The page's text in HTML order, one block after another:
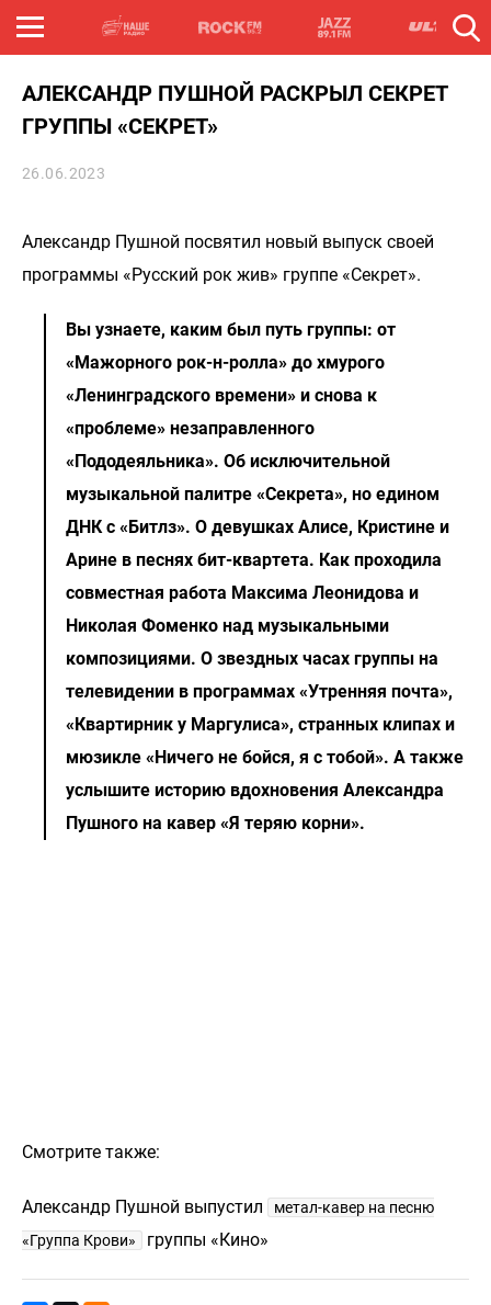
АЛЕКСАНДР ПУШНОЙ РАСКРЫЛ СЕКРЕТ
ГРУППЫ «СЕКРЕТ»
26.06.2023
Александр Пушной посвятил новый выпуск своей
программы «Русский рок жив» группе «Секрет».
Вы узнаете, каким был путь группы: от
«Мажорного рок-н-ролла» до хмурого
«Ленинградского времени» и снова к
«проблеме» незаправленного
«Пододеяльника». Об исключительной
музыкальной палитре «Секрета», но едином
ДНК с «Битлз». О девушках Алисе, Кристине и
Арине в песнях бит-квартета. Как проходила
совместная работа Максима Леонидова и
Николая Фоменко над музыкальными
композициями. О звездных часах группы на
телевидении в программах «Утренняя почта»,
«Квартирник у Маргулиса», странных клипах и
мюзикле «Ничего не бойся, я с тобой». А также
услышите историю вдохновения Александра
Пушного на кавер «Я теряю корни».
Смотрите также:
Александр Пушной выпустил
метал-кавер на песню
«Группа Крови»
группы «Кино»